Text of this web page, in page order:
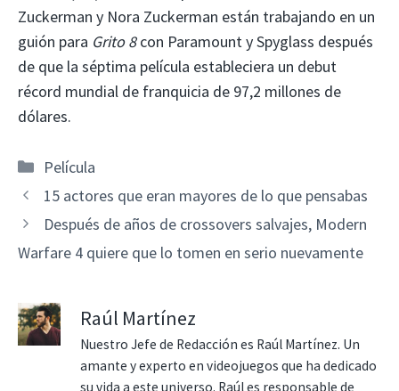
Zuckerman y Nora Zuckerman están trabajando en un
guión para Grito 8con Paramount y Spyglass después
de que la séptima película estableciera un debut
récord mundial de franquicia de 97,2 millones de
dólares.
Categorías
Película
15 actores que eran mayores de lo que pensabas
Después de años de crossovers salvajes, Modern
Warfare 4 quiere que lo tomen en serio nuevamente
Raúl Martínez
Nuestro Jefe de Redacción es Raúl Martínez. Un
amante y experto en videojuegos que ha dedicado
su vida a este universo. Raúl es responsable de